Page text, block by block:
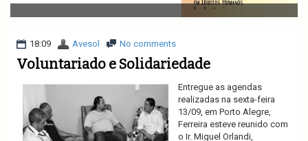
v
i
a
i
18:09 Avesol No comments
Voluntariado e Solidariedade
Entregue as agendas
realizadas na sexta-feira
13/09, em Porto Alegre,
Ferreira esteve reunido com
o Ir. Miguel Orlandi,